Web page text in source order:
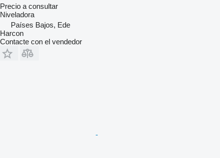
Precio a consultar
Niveladora
Países Bajos, Ede
Harcon
Contacte con el vendedor